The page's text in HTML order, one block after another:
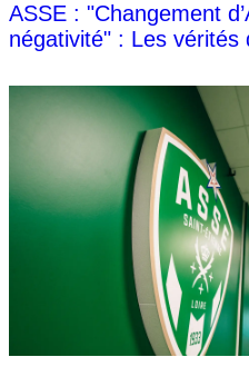
ASSE : "Changement
négativité" : Les vérités